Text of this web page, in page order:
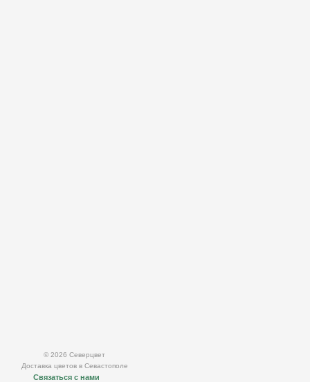
© 2026 Северцвет
Доставка цветов в Севастополе
Связаться с нами